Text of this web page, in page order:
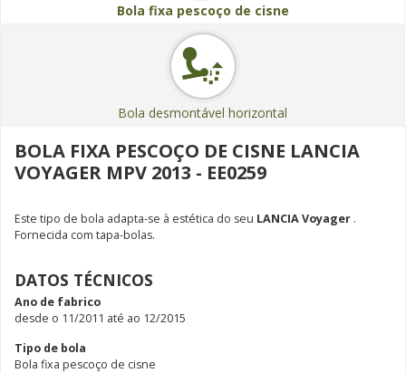
Bola fixa pescoço de cisne
Bola desmontável horizontal
BOLA FIXA PESCOÇO DE CISNE LANCIA
VOYAGER MPV 2013 - EE0259
Este tipo de bola adapta-se à estética do seu LANCIA Voyager .
Fornecida com tapa-bolas.
DATOS TÉCNICOS
Ano de fabrico
desde o 11/2011 até ao 12/2015
Tipo de bola
Bola fixa pescoço de cisne